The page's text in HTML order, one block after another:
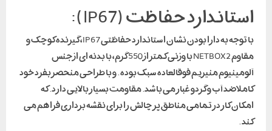
استاندارد حفاظت (IP67):
با توجه به دارا بودن نشان استاندارد حفاظتی IP67، گیرنده کوچک و
مقاوم NETBOX2 با وزنی کمتر از 550 گرم، با بدنه ای از جنس
آلومینیوم منیزیم فوقالعاده سبک بوده . و با طراحی منحصر بفرد خود
کاملا ضد آب و گردو غبار می باشد. مقاومت بسیار بالایی دارد. که
امکان کار در تمامی مناطق پر چالش را برای نقشه برداری فراهم می
کند .